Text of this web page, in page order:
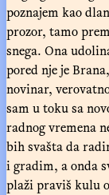
poznajem kao
prozor, tamo
snega. Ona
pored nje je
novinar,
sam u toku sa
radnog vremena
bih svašta da
i gradim, a onda
plaži praviš kulu